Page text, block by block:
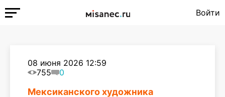
Войти
08 июня 2026 12:59
755
0
Мексиканского художника